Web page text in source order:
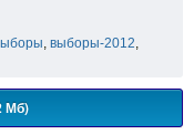
выборы-2012
Мб)